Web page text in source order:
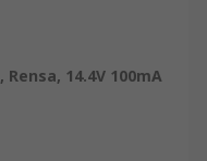
14.4V 100mA